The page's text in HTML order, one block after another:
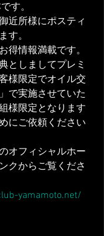
す。
近所様にポスティ
す。
得情報満載です。
としましてプレミ
様限定でオイル交
で実施させていた
様限定となります
にご依頼ください
オフィシャルホー
クからご覧くださ
yamamoto.net/